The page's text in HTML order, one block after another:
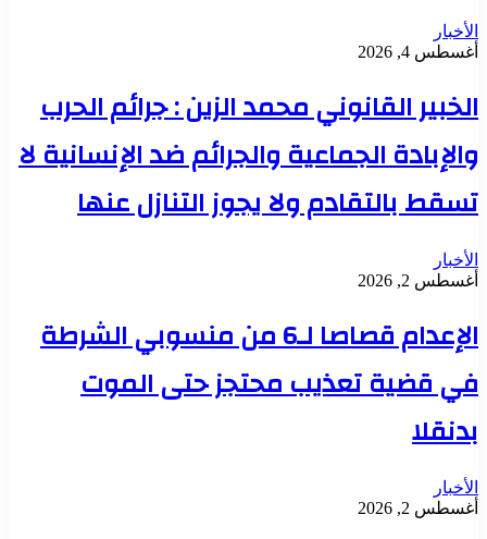
الأخبار
أغسطس 4, 2026
الخبير القانوني محمد الزين : جرائم الحرب
والإبادة الجماعية والجرائم ضد الإنسانية لا
تسقط بالتقادم ولا يجوز التنازل عنها
الأخبار
أغسطس 2, 2026
الإعدام قصاصا لـ6 من منسوبي الشرطة
في قضية تعذيب محتجز حتى الموت
بدنقلا
الأخبار
أغسطس 2, 2026